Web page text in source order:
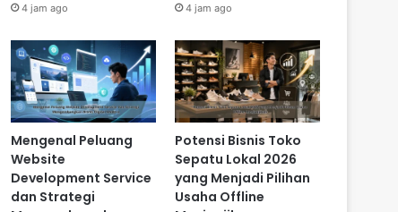
4 jam ago 4 jam ago
Mengenal Peluang
Website
Development Service
dan Strategi
Potensi Bisnis Toko
Sepatu Lokal 2026
yang Menjadi Pilihan
Usaha Offline